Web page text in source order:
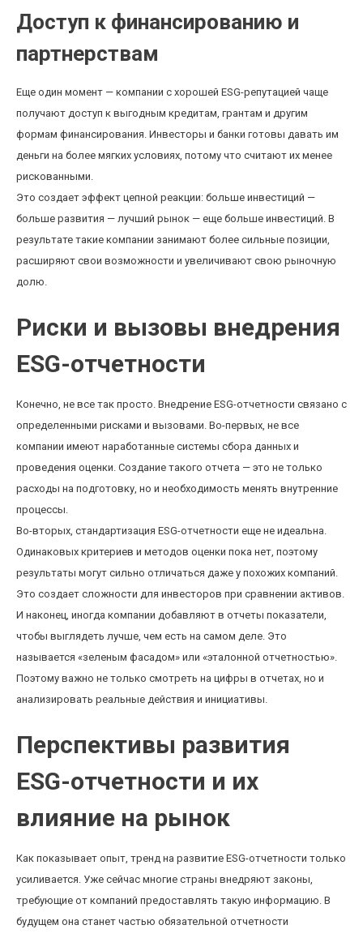
Доступ к финансированию и
партнерствам
Еще один момент — компании с хорошей ESG-репутацией чаще
получают доступ к выгодным кредитам, грантам и другим
формам финансирования. Инвесторы и банки готовы давать им
деньги на более мягких условиях, потому что считают их менее
рискованными.
Это создает эффект цепной реакции: больше инвестиций —
больше развития — лучший рынок — еще больше инвестиций. В
результате такие компании занимают более сильные позиции,
расширяют свои возможности и увеличивают свою рыночную
долю.
Риски и вызовы внедрения
ESG-отчетности
Конечно, не все так просто. Внедрение ESG-отчетности связано с
определенными рисками и вызовами. Во-первых, не все
компании имеют наработанные системы сбора данных и
проведения оценки. Создание такого отчета — это не только
расходы на подготовку, но и необходимость менять внутренние
процессы.
Во-вторых, стандартизация ESG-отчетности еще не идеальна.
Одинаковых критериев и методов оценки пока нет, поэтому
результаты могут сильно отличаться даже у похожих компаний.
Это создает сложности для инвесторов при сравнении активов.
И наконец, иногда компании добавляют в отчеты показатели,
чтобы выглядеть лучше, чем есть на самом деле. Это
называется «зеленым фасадом» или «эталонной отчетностью».
Поэтому важно не только смотреть на цифры в отчетах, но и
анализировать реальные действия и инициативы.
Перспективы развития
ESG-отчетности и их
влияние на рынок
Как показывает опыт, тренд на развитие ESG-отчетности только
усиливается. Уже сейчас многие страны внедряют законы,
требующие от компаний предоставлять такую информацию. В
будущем она станет частью обязательной отчетности